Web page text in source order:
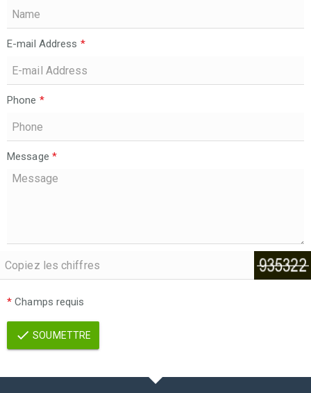
E-mail Address *
Phone *
Message *
* Champs requis
SOUMETTRE